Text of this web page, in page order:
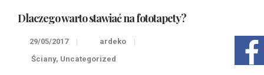
Dlaczego warto stawiać na fototapety?
29/05/2017
ardeko
Ściany, Uncategorized